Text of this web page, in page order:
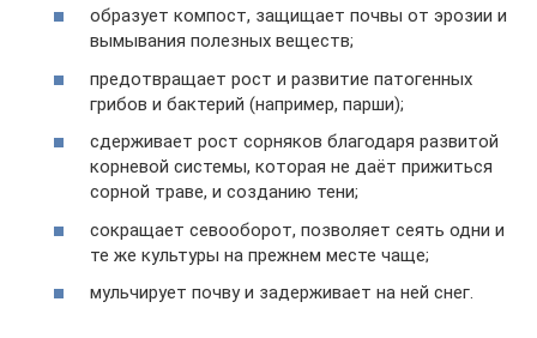
образует компост, защищает почвы от эрозии и
вымывания полезных веществ;
предотвращает рост и развитие патогенных
грибов и бактерий (например, парши);
сдерживает рост сорняков благодаря развитой
корневой системы, которая не даёт прижиться
сорной траве, и созданию тени;
сокращает севооборот, позволяет сеять одни и
те же культуры на прежнем месте чаще;
мульчирует почву и задерживает на ней снег.